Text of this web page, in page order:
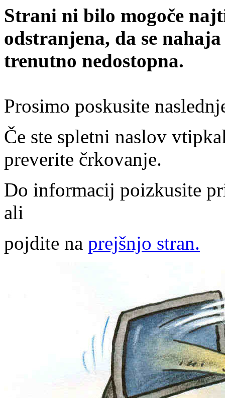
Strani ni bilo mogoče
odstranjena, da se
trenutno nedostopna.
Prosimo poskusite
Če ste spletni naslov
preverite črkovanje.
Do informacij poizkusite
ali
pojdite na prejšnjo stran.